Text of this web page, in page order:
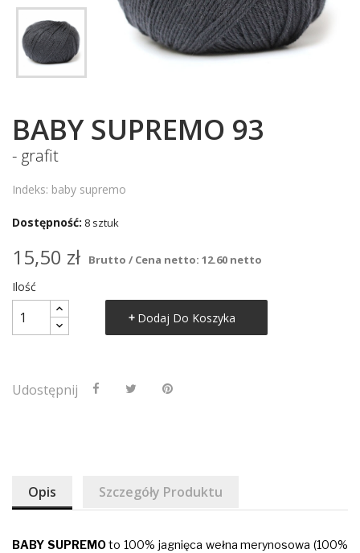
BABY SUPREMO 93
- grafit
Indeks: baby supremo
Dostępność: 8 sztuk
15,50 zł Brutto / Cena netto: 12.60 netto
Ilość
Dodaj Do Koszyka
Udostępnij
Opis Szczegóły Produktu
BABY SUPREMOto 100% jagnięca wełna merynosowa (100%